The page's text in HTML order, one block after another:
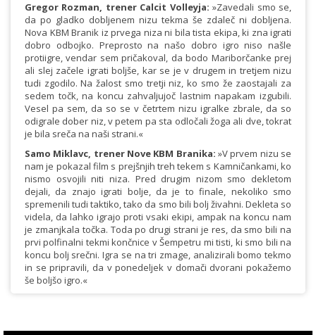
Gregor Rozman, trener Calcit Volleyja: »Zavedali smo se,
da po gladko dobljenem nizu tekma še zdaleč ni dobljena.
Nova KBM Branik iz prvega niza ni bila tista ekipa, ki zna igrati
dobro odbojko. Preprosto na našo dobro igro niso našle
protiigre, vendar sem pričakoval, da bodo Mariborčanke prej
ali slej začele igrati boljše, kar se je v drugem in tretjem nizu
tudi zgodilo. Na žalost smo tretji niz, ko smo že zaostajali za
sedem točk, na koncu zahvaljujoč lastnim napakam izgubili.
Vesel pa sem, da so se v četrtem nizu igralke zbrale, da so
odigrale dober niz, v petem pa sta odločali žoga ali dve, tokrat
je bila sreča na naši strani.«
Samo Miklavc, trener Nove KBM Branika: »V prvem nizu se
nam je pokazal film s prejšnjih treh tekem s Kamničankami, ko
nismo osvojili niti niza. Pred drugim nizom smo dekletom
dejali, da znajo igrati bolje, da je to finale, nekoliko smo
spremenili tudi taktiko, tako da smo bili bolj živahni. Dekleta so
videla, da lahko igrajo proti vsaki ekipi, ampak na koncu nam
je zmanjkala točka. Toda po drugi strani je res, da smo bili na
prvi polfinalni tekmi končnice v Šempetru mi tisti, ki smo bili na
koncu bolj srečni. Igra se na tri zmage, analizirali bomo tekmo
in se pripravili, da v ponedeljek v domači dvorani pokažemo
še boljšo igro.«